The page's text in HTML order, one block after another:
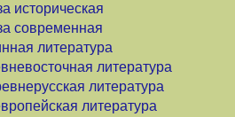
историческая
современная
литература
литература
литература
литература